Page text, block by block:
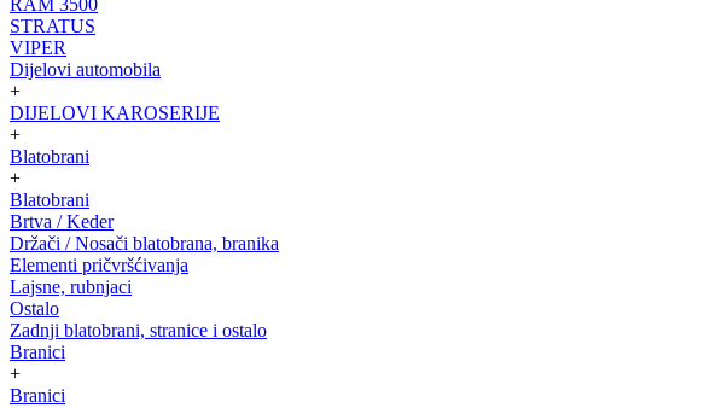
RAM 3500
STRATUS
VIPER
Dijelovi automobila
+
DIJELOVI KAROSERIJE
+
Blatobrani
+
Blatobrani
Brtva / Keder
Držači / Nosači blatobrana, branika
Elementi pričvršćivanja
Lajsne, rubnjaci
Ostalo
Zadnji blatobrani, stranice i ostalo
Branici
+
Branici